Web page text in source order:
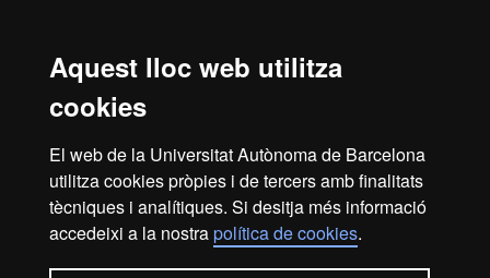
Aquest lloc web utilitza
cookies
El web de la Universitat Autònoma de Barcelona
utilitza cookies pròpies i de tercers amb finalitats
tècniques i analítiques. Si desitja més informació
accedeixi a la nostrapolítica de cookies.
Canal intern d'informació Protecció de dades
Sobre el web
Fundació UAB | Universitat Autònoma de Barcelona